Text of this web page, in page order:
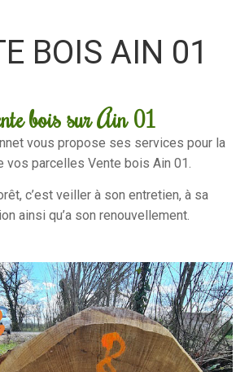
BOIS AIN 01
bois sur Ain 01
vous propose ses services pour la
vos parcelles Vente bois Ain 01.
c’est veiller à son entretien, à sa
ainsi qu’a son renouvellement.